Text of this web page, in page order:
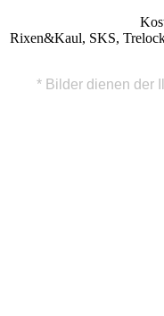
Rixen&Kaul, SKS,
* Bilder dienen der